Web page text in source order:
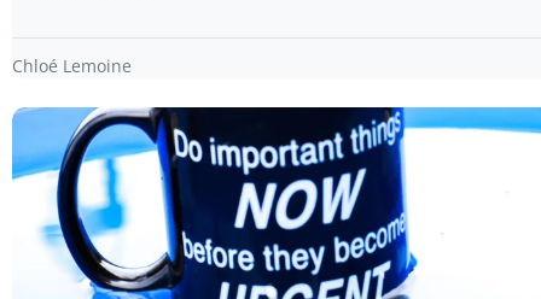
Chloé Lemoine